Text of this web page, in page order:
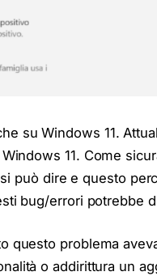
su Windows 11.
11. Come
può dire e questo
bug/errori potrebbe
questo problema
o addirittura un